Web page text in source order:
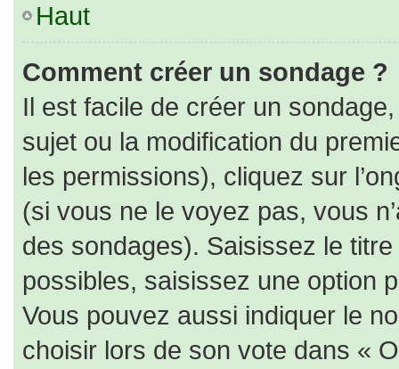
Haut
Comment créer un sondage ?
Il est facile de créer un
sujet ou la modification du
les permissions), cliquez sur
(si vous ne le voyez pas, vous
des sondages). Saisissez le
possibles, saisissez une option
Vous pouvez aussi indiquer le
choisir lors de son vote dans «